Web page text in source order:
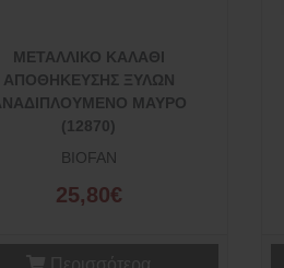
ΜΕΤΑΛΛΙΚΟ ΚΑΛΑΘΙ
ΑΠΟΘΗΚΕΥΣΗΣ ΞΥΛΩΝ
ΜΑΥΡΟ
(12870)
BIOFAN
25,80€